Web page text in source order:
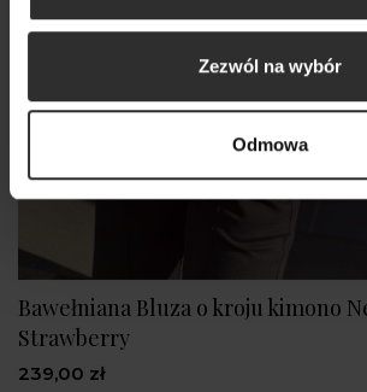
Zezwól na wybór
Odmowa
Bawełniana Bluza o kroju kimono
Strawberry
239,00 zł